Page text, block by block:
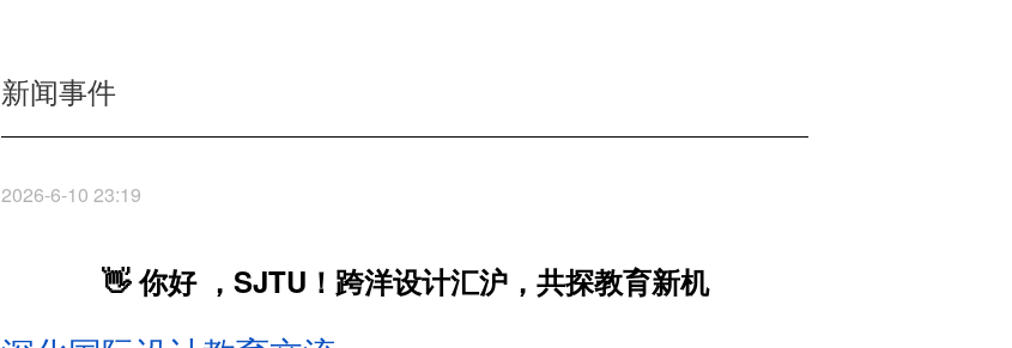
新闻事件
2026-6-10 23:19
👋 你好 ，SJTU！跨洋设计汇沪，共探教育新机